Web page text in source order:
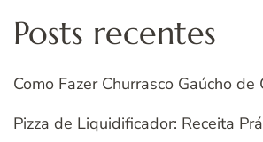
Posts recentes
Como Fazer Churrasco Gaúcho de
Pizza de Liquidificador: Receita